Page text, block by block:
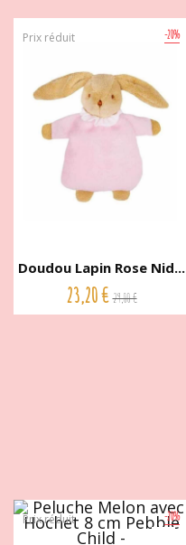
-20%
Prix réduit
Doudou Lapin Rose Nid...
23,20 € 29,00 €
-20%
Prix réduit